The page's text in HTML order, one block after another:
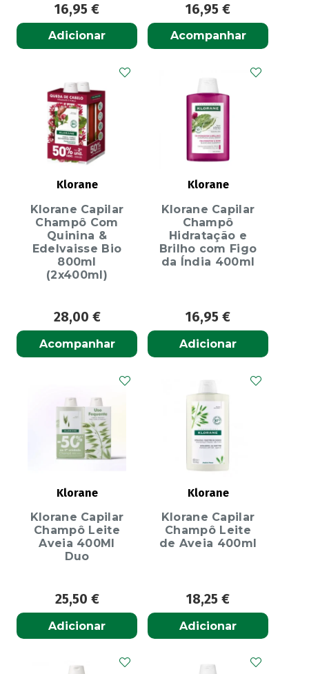
16,95 €
Adicionar
16,95 €
Acompanhar
Klorane
Klorane Capilar
Champô Com
Quinina &
Edelvaisse Bio
800ml
(2x400ml)
28,00 €
Acompanhar
Klorane
Klorane Capilar
Champô
Hidratação e
Brilho com Figo
da Índia 400ml
16,95 €
Adicionar
Klorane
Klorane Capilar
Champô Leite
Aveia 400Ml
Duo
25,50 €
Adicionar
Klorane
Klorane Capilar
Champô Leite
de Aveia 400ml
18,25 €
Adicionar